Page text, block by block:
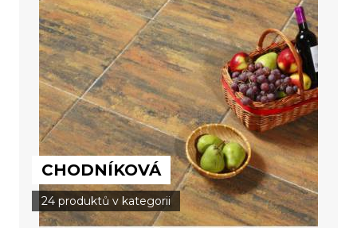
CHODNÍKOVÁ
24 produktů v kategorii